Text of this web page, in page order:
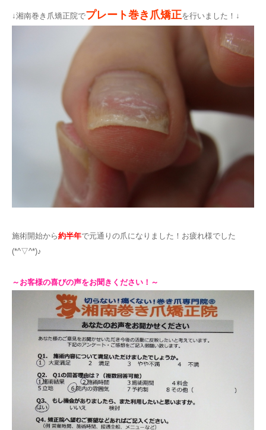
↓湘南巻き爪矯正院でプレート巻き爪矯正を行いました！↓
施術開始から約半年で元通りの爪になりました！お疲れ様でした
(*^▽^*)♪
～お客様の喜びの声をお聞きください！～